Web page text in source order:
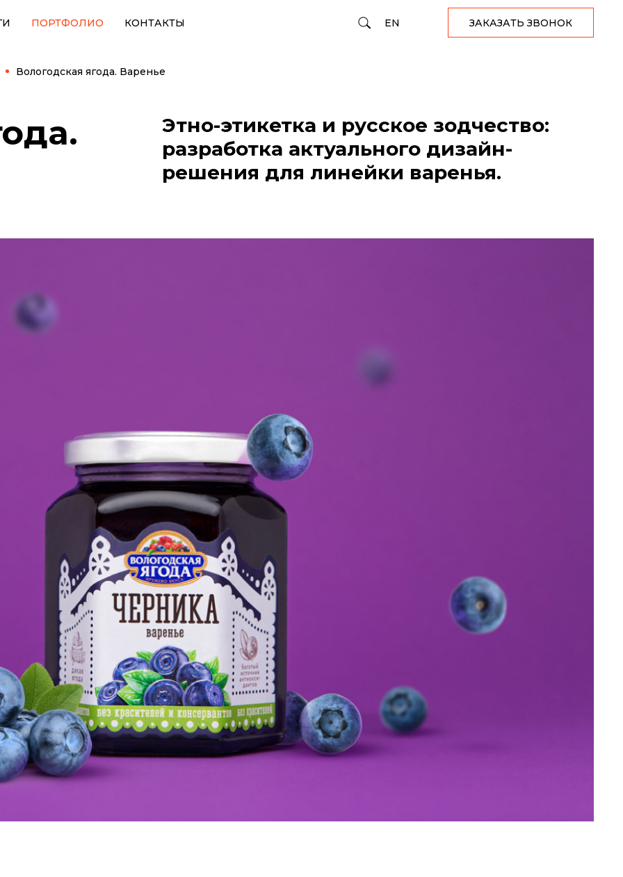
ПОРТФОЛИО КОНТАКТЫ EN ЗАКАЗАТЬ ЗВОНОК
Вологодская ягода. Варенье
Этно-этикетка и русское зодчество:
разработка актуального дизайн-
решения для линейки варенья.